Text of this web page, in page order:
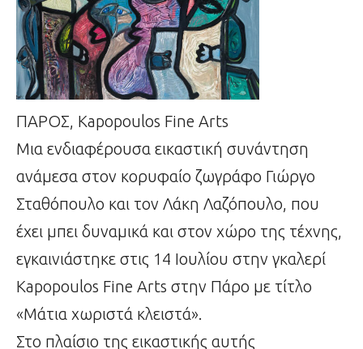
ΠΑΡΟΣ, Kapopoulos Fine Arts
Μια ενδιαφέρουσα εικαστική συνάντηση
ανάμεσα στον κορυφαίο ζωγράφο Γιώργο
Σταθόπουλο και τον Λάκη Λαζόπουλο, που
έχει μπει δυναμικά και στον χώρο της τέχνης,
εγκαινιάστηκε στις 14 Ιουλίου στην γκαλερί
Kapopoulos Fine Arts στην Πάρο με τίτλο
«Μάτια χωριστά κλειστά».
Στο πλαίσιο της εικαστικής αυτής